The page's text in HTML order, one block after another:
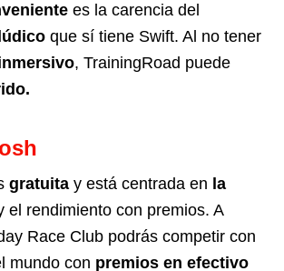
es la carencia del
que sí tiene Swift. Al no tener
, TrainingRoad puede
gratuita y está centrada en la
el rendimiento con premios. A
Race Club podrás competir con
mundo con premios en efectivo